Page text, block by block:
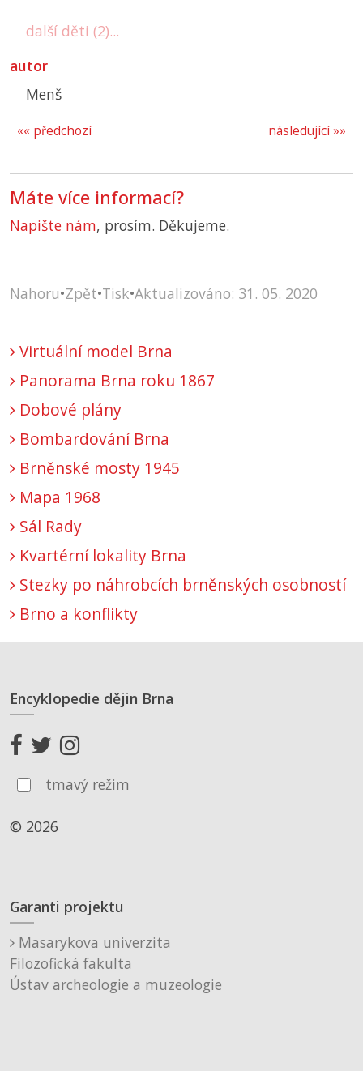
další děti (2)...
autor
Menš
následující »»
«« předchozí
Máte více informací?
Napište nám, prosím. Děkujeme.
Nahoru•Zpět•Tisk•Aktualizováno: 31. 05. 2020
Virtuální model Brna
Panorama Brna roku 1867
Dobové plány
Bombardování Brna
Brněnské mosty 1945
Mapa 1968
Sál Rady
Kvartérní lokality Brna
Stezky po náhrobcích brněnských osobností
Brno a konflikty
Encyklopedie dějin Brna
tmavý režim
© 2026
Garanti projektu
Masarykova univerzita
Filozofická fakulta
Ústav archeologie a muzeologie